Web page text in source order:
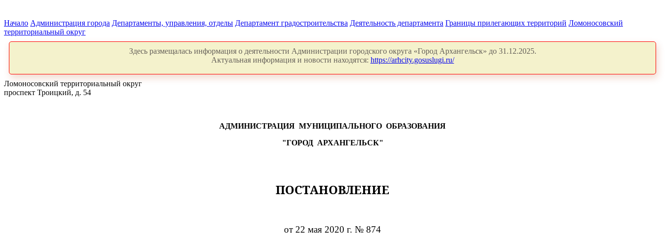
Начало Администрация города Департаменты, управления, отделы Департамент градостроительства Деятельность департамента Границы прилегающих территорий Ломоносовский
территориальный округ
Здесь размещалась информация о деятельности Администрации городского округа «Город Архангельск» до 31.12.2025.
Актуальная информация и новости находятся: https://arhcity.gosuslugi.ru/
Ломоносовский территориальный округ
проспект Троицкий, д. 54
АДМИНИСТРАЦИЯ МУНИЦИПАЛЬНОГО ОБРАЗОВАНИЯ
"ГОРОД АРХАНГЕЛЬСК"
ПОСТАНОВЛЕНИЕ
от 22 мая 2020 г. № 874